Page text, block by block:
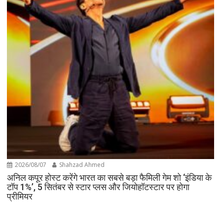
2026/08/07 Shahzad Ahmed
अनिल कपूर होस्ट करेंगे भारत का सबसे बड़ा फैमिली गेम शो ‘इंडिया के
टॉप 1%’, 5 सितंबर से स्टार प्लस और जियोहॉटस्टार पर होगा
प्रीमियर